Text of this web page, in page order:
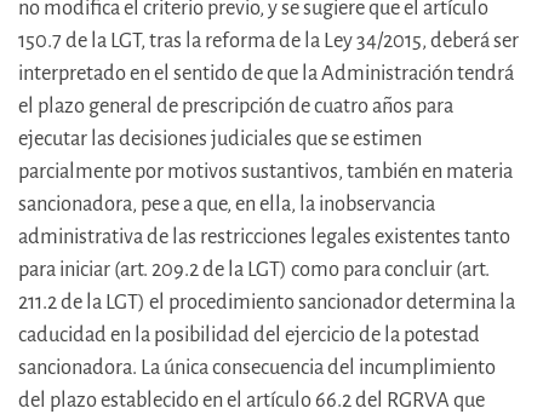
no modifica el criterio previo, y se sugiere que el artículo
150.7 de la LGT, tras la reforma de la Ley 34/2015, deberá ser
interpretado en el sentido de que la Administración tendrá
el plazo general de prescripción de cuatro años para
ejecutar las decisiones judiciales que se estimen
parcialmente por motivos sustantivos, también en materia
sancionadora, pese a que, en ella, la inobservancia
administrativa de las restricciones legales existentes tanto
para iniciar (art. 209.2 de la LGT) como para concluir (art.
211.2 de la LGT) el procedimiento sancionador determina la
caducidad en la posibilidad del ejercicio de la potestad
sancionadora. La única consecuencia del incumplimiento
del plazo establecido en el artículo 66.2 del RGRVA que